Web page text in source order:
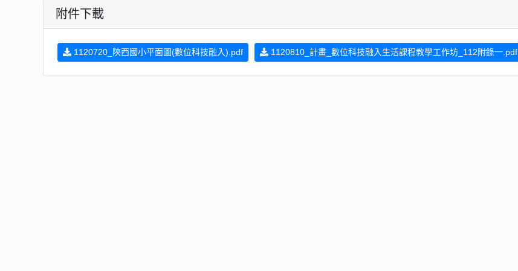
附件下載
1120720_陝西國小平面圖(數位科技融入).pdf 1120810_計畫_數位科技融入生活課程教學工作坊_112附錄一.pdf